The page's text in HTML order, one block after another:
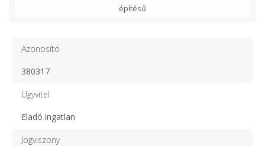
építésű
Azonosító
380317
Ügyvitel
Eladó ingatlan
Jogviszony